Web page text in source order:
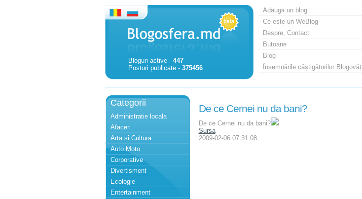
Bloguri active - 447
Posturi publicate - 375456
Adauga un blog
Ce este un WeBlog
Despre, Contact
Butoane
Blog
Însemnările câștigătorilor Blogovăț
Categorii
Administratie locala
Afaceri
Arta si Cultura
Auto Moto
Corporative
Divertisment
Ecologie
Entertainment
De ce Cernei nu da bani?
De ce Cernei nu da bani?
Sursa
2009-02-06 07:31:08